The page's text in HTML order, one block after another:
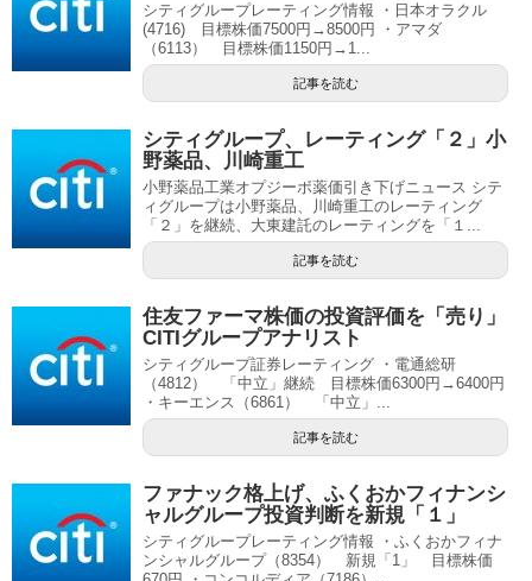
シティグループレーティング情報 ・日本オラクル
(4716) 目標株価7500円→8500円 ・アマダ
（6113） 目標株価1150円→1...
記事を読む
シティグループ、レーティング「２」小
野薬品、川崎重工
小野薬品工業オプジーボ薬価引き下げニュース シテ
ィグループは小野薬品、川崎重工のレーティング
「２」を継続、大東建託のレーティングを「１...
記事を読む
住友ファーマ株価の投資評価を「売り」
CITIグループアナリスト
シティグループ証券レーティング ・電通総研
（4812） 「中立」継続 目標株価6300円→6400円
・キーエンス（6861） 「中立」...
記事を読む
ファナック格上げ、ふくおかフィナンシ
ャルグループ投資判断を新規「１」
シティグループレーティング情報 ・ふくおかフィナ
ンシャルグループ（8354） 新規「1」 目標株価